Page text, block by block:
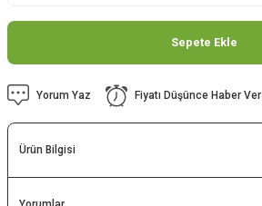
Sepete Ekle
Yorum Yaz Fiyatı Düşünce Haber Ver
Ürün Bilgisi